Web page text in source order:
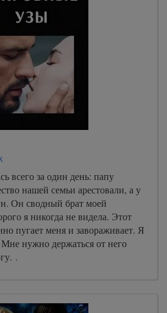
всего за один день: папу
нашей семьи арестовали, а у
Он сводный брат моей
я никогда не видела. Этот
пугает меня и завораживает. Я
нужно держаться от него
.